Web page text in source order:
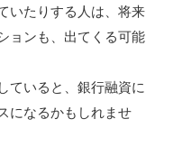
いたりする人は、将来
ョンも、出てくる可能
ていると、銀行融資に
になるかもしれませ